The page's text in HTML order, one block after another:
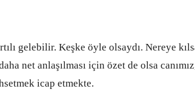
gelebilir. Keşke öyle olsaydı. Nereye
net anlaşılması için özet de olsa
icap etmekte.